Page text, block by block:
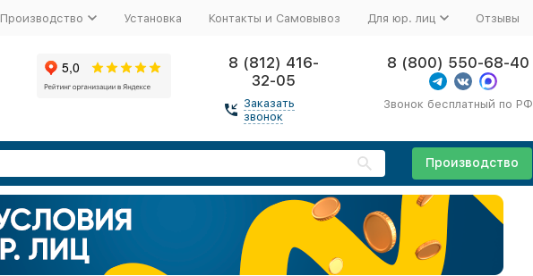
Производство Установка Контакты и Самовывоз Для юр. лиц Отзывы
8 (812) 416-
32-05
Заказать
звонок
8 (800) 550-68-40
Звонок бесплатный по РФ
Производство